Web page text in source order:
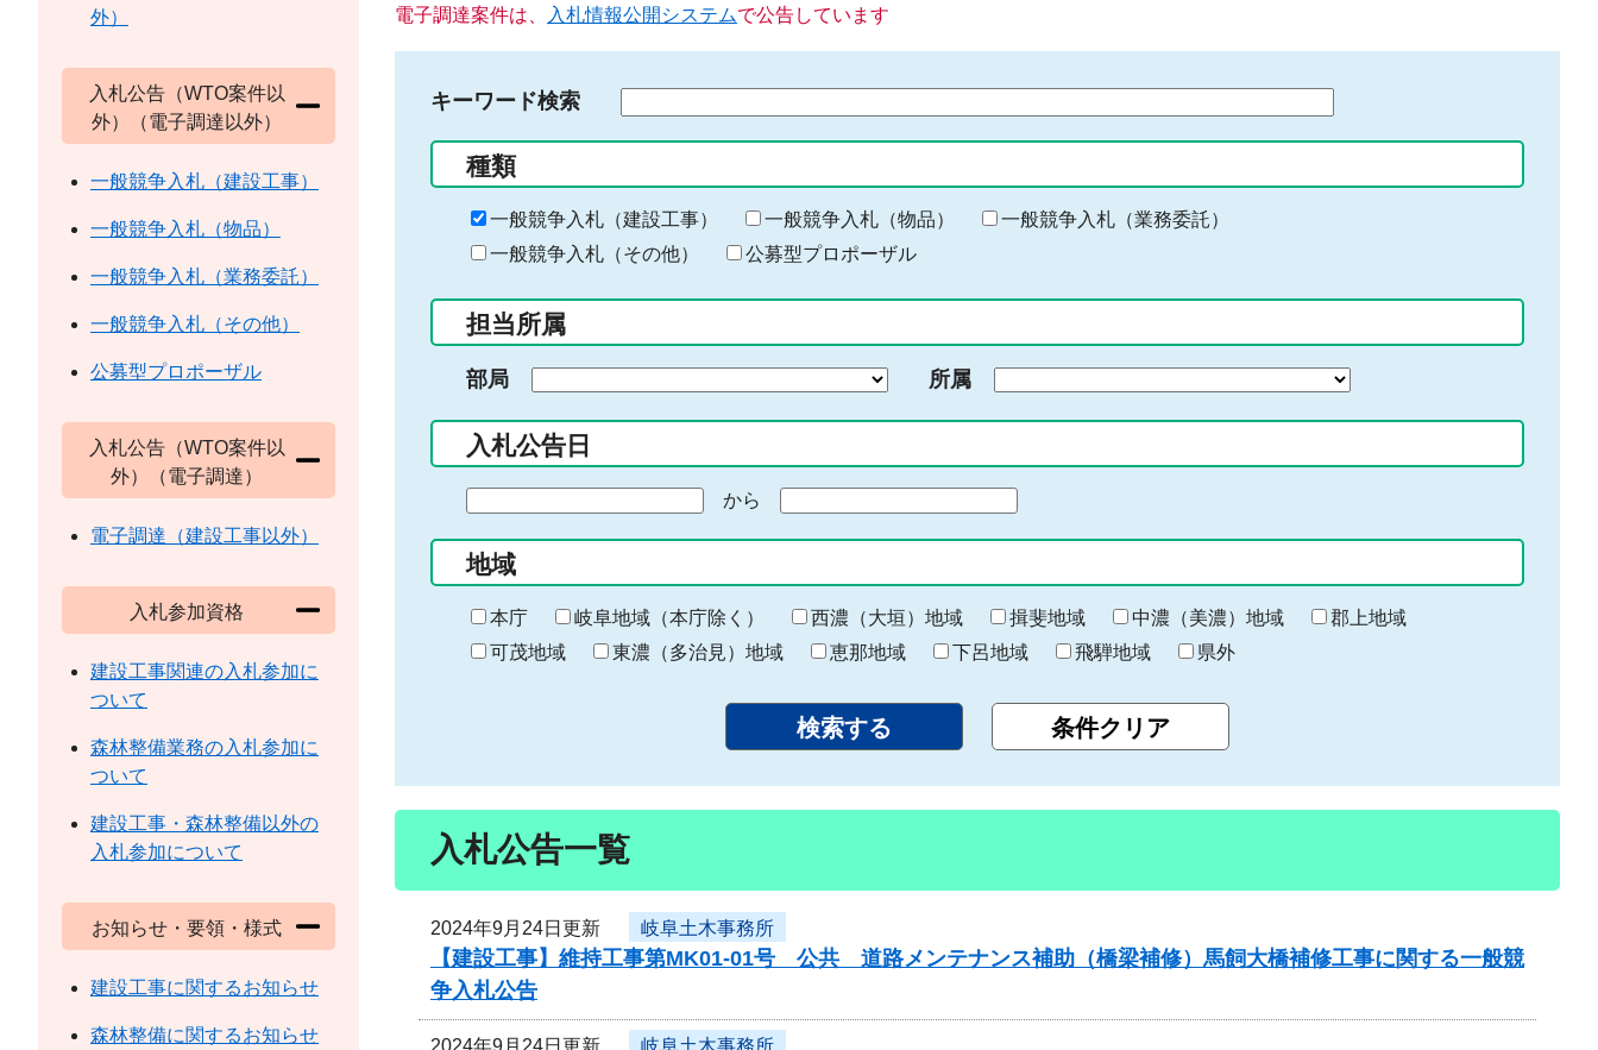
電子調達案件は、 入札情報公開システムで公告しています
キーワード検索
る
キ
ー
ー
入
力
種類
一般競争入札（建設工事） 一般競争入札（物品）
一般競争入札（業務委託）
一般競争入札（その他）
公募型プロポーザル
担当所属
部局 所属
入札公告日
の
始
ま
り
から
終
わ
り
地域
本庁 岐阜地域（本庁除く） 西濃（大垣）地域 揖斐地域 中濃（美濃）地域
郡上地域
可茂地域
東濃（多治見）地域 恵那地域 下呂地域 飛騨地域 県外
入札公告一覧
2024年9月24日更新 岐阜土木事務所
【建設工事】維持工事第MK01-01号 公共 道路メンテナンス補助（橋梁補修）馬飼大橋補修工事に関する一般競
争入札公告
2024年9月24日更新 岐阜土木事務所
外）
入札公告（WTO案件以
外）（電子調達以外）
一般競争入札（建設工事）
一般競争入札（物品）
一般競争入札（業務委託）
一般競争入札（その他）
公募型プロポーザル
入札公告（WTO案件以
外）（電子調達）
電子調達（建設工事以外）
入札参加資格
建設工事関連の入札参加に
ついて
森林整備業務の入札参加に
ついて
建設工事・森林整備以外の
入札参加について
お知らせ・要領・様式
建設工事に関するお知らせ
森林整備に関するお知らせ